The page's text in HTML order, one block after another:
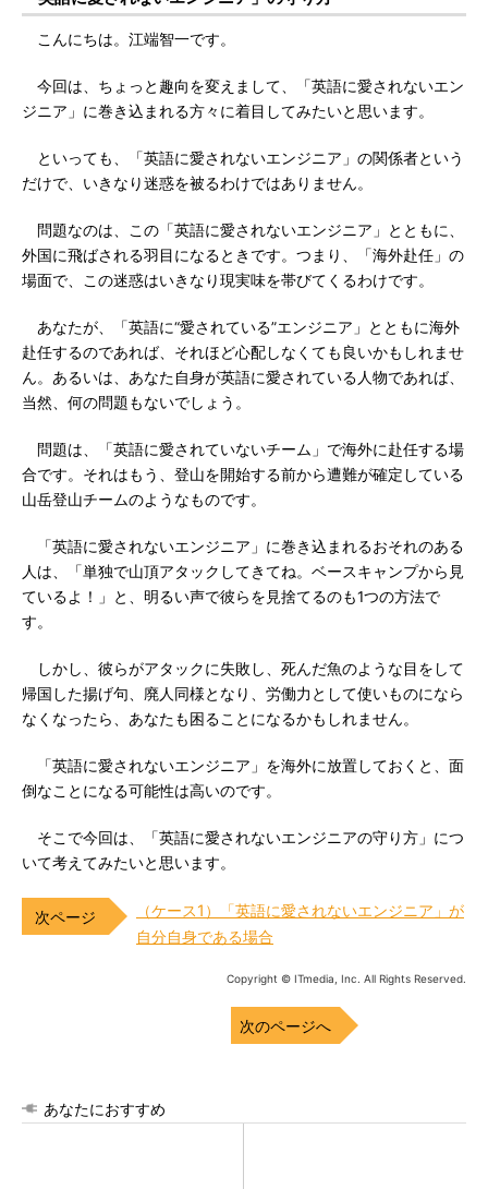
こんにちは。江端智一です。
今回は、ちょっと趣向を変えまして、「英語に愛されないエン
ジニア」に巻き込まれる方々に着目してみたいと思います。
といっても、「英語に愛されないエンジニア」の関係者という
だけで、いきなり迷惑を被るわけではありません。
問題なのは、この「英語に愛されないエンジニア」とともに、
外国に飛ばされる羽目になるときです。つまり、「海外赴任」の
場面で、この迷惑はいきなり現実味を帯びてくるわけです。
あなたが、「英語に“愛されている”エンジニア」とともに海外
赴任するのであれば、それほど心配しなくても良いかもしれませ
ん。あるいは、あなた自身が英語に愛されている人物であれば、
当然、何の問題もないでしょう。
問題は、「英語に愛されていないチーム」で海外に赴任する場
合です。それはもう、登山を開始する前から遭難が確定している
山岳登山チームのようなものです。
「英語に愛されないエンジニア」に巻き込まれるおそれのある
人は、「単独で山頂アタックしてきてね。ベースキャンプから見
ているよ！」と、明るい声で彼らを見捨てるのも1つの方法で
す。
しかし、彼らがアタックに失敗し、死んだ魚のような目をして
帰国した揚げ句、廃人同様となり、労働力として使いものになら
なくなったら、あなたも困ることになるかもしれません。
「英語に愛されないエンジニア」を海外に放置しておくと、面
倒なことになる可能性は高いのです。
そこで今回は、「英語に愛されないエンジニアの守り方」につ
いて考えてみたいと思います。
（ケース1）「英語に愛されないエンジニア」が
自分自身である場合
Copyright © ITmedia, Inc. All Rights Reserved.
次のページへ
あなたにおすすめ